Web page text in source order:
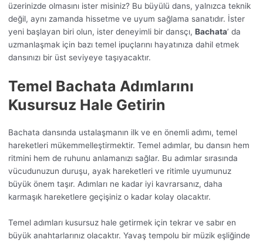
üzerinizde olmasını ister misiniz? Bu büyülü dans, yalnızca teknik
değil, aynı zamanda hissetme ve uyum sağlama sanatıdır. İster
yeni başlayan biri olun, ister deneyimli bir dansçı, Bachata’ da
uzmanlaşmak için bazı temel ipuçlarını hayatınıza dahil etmek
dansınızı bir üst seviyeye taşıyacaktır.
Temel Bachata Adımlarını
Kusursuz Hale Getirin
Bachata dansında ustalaşmanın ilk ve en önemli adımı, temel
hareketleri mükemmelleştirmektir. Temel adımlar, bu dansın hem
ritmini hem de ruhunu anlamanızı sağlar. Bu adımlar sırasında
vücudunuzun duruşu, ayak hareketleri ve ritimle uyumunuz
büyük önem taşır. Adımları ne kadar iyi kavrarsanız, daha
karmaşık hareketlere geçişiniz o kadar kolay olacaktır.
Temel adımları kusursuz hale getirmek için tekrar ve sabır en
büyük anahtarlarınız olacaktır. Yavaş tempolu bir müzik eşliğinde